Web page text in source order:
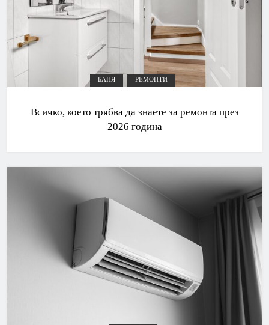
БАНЯ РЕМОНТИ
Всичко, което трябва да знаете за ремонта през
2026 година